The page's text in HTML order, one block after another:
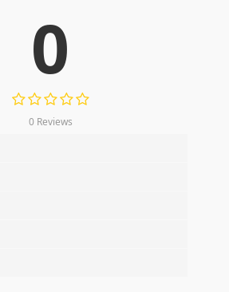
0
0 Reviews